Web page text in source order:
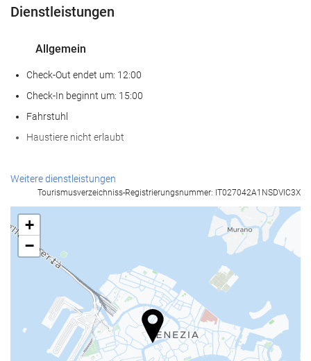
Dienstleistungen
Allgemein
Check-Out endet um: 12:00
Check-In beginnt um: 15:00
Fahrstuhl
Haustiere nicht erlaubt
Empfangsdienste
Gepäckaufbewahrung
Nahrungsmittel und Getränke
Internet
Kostenloses Wi-Fi
Weitere dienstleistungen
Tourismusverzeichniss-Registrierungsnummer: IT027042A1NSDVIC3X
+
−